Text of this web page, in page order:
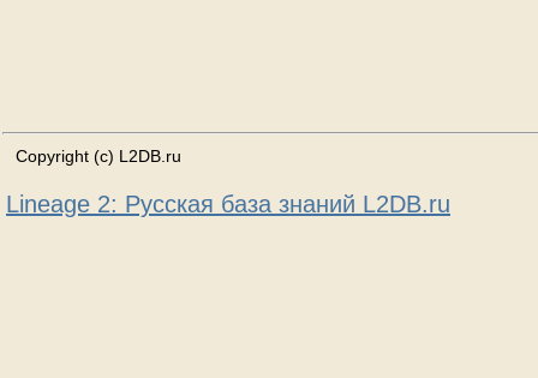
Copyright (c) L2DB.ru
Lineage 2: Русская база знаний L2DB.ru